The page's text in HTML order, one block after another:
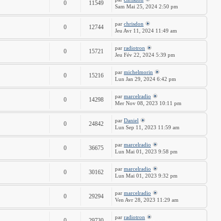
0 11549
Sam Mai 25, 2024 2:50 pm
0 12744 par chrisdon
Jeu Avr 11, 2024 11:49 am
0 15721 par radiotron
Jeu Fév 22, 2024 5:39 pm
0 15216 par michelmorin
Lun Jan 29, 2024 6:42 pm
0 14298 par marcelradio
Mer Nov 08, 2023 10:11 pm
0 24842 par Daniel
Lun Sep 11, 2023 11:59 am
0 36675 par marcelradio
Lun Mai 01, 2023 9:58 pm
0 30162 par marcelradio
Lun Mai 01, 2023 9:32 pm
0 29294 par marcelradio
Ven Avr 28, 2023 11:29 am
par radiotron